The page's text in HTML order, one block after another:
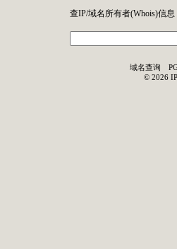
查IP/域名所有者(Whois)信息
域名查询
© 2026